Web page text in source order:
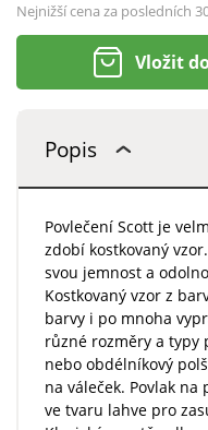
Nejnižší cena za posledních
Vložit
Popis
Povlečení Scott je
zdobí kostkovaný
svou jemnost a
Kostkovaný vzor z
barvy i po mnoha
různé rozměry a typy
nebo obdélníkový
na váleček. Povlak
ve tvaru lahve pro